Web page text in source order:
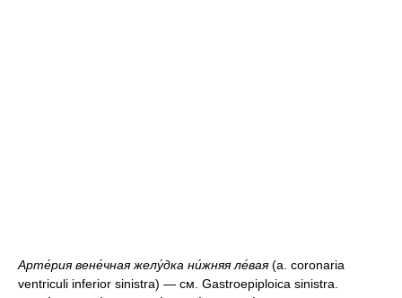
Арте́рия вене́чная желу́дка ни́жняя ле́вая(a. coronaria
ventriculi inferior sinistra) — см. Gastroepiploica sinistra.